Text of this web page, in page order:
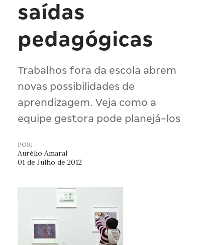
saídas
pedagógicas
Trabalhos fora da escola abrem
novas possibilidades de
aprendizagem. Veja como a
equipe gestora pode planejá-los
POR:
Aurélio Amaral
01 de Julho de 2012